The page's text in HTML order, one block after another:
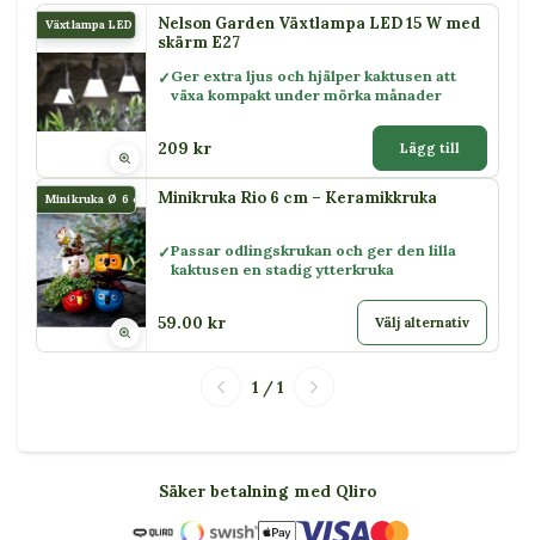
Växtlampa LED 15 WNelson Garden Växtlampa LED 15 W med
skärm E27
Ger extra ljus och hjälper kaktusen att
växa kompakt under mörka månader
209 kr Lägg till
Minikruka Ø 6 cm RioMinikruka Rio 6 cm – Keramikkruka
Passar odlingskrukan och ger den lilla
kaktusen en stadig ytterkruka
59.00 kr Välj alternativ
1 / 1
Säker betalning med Qliro